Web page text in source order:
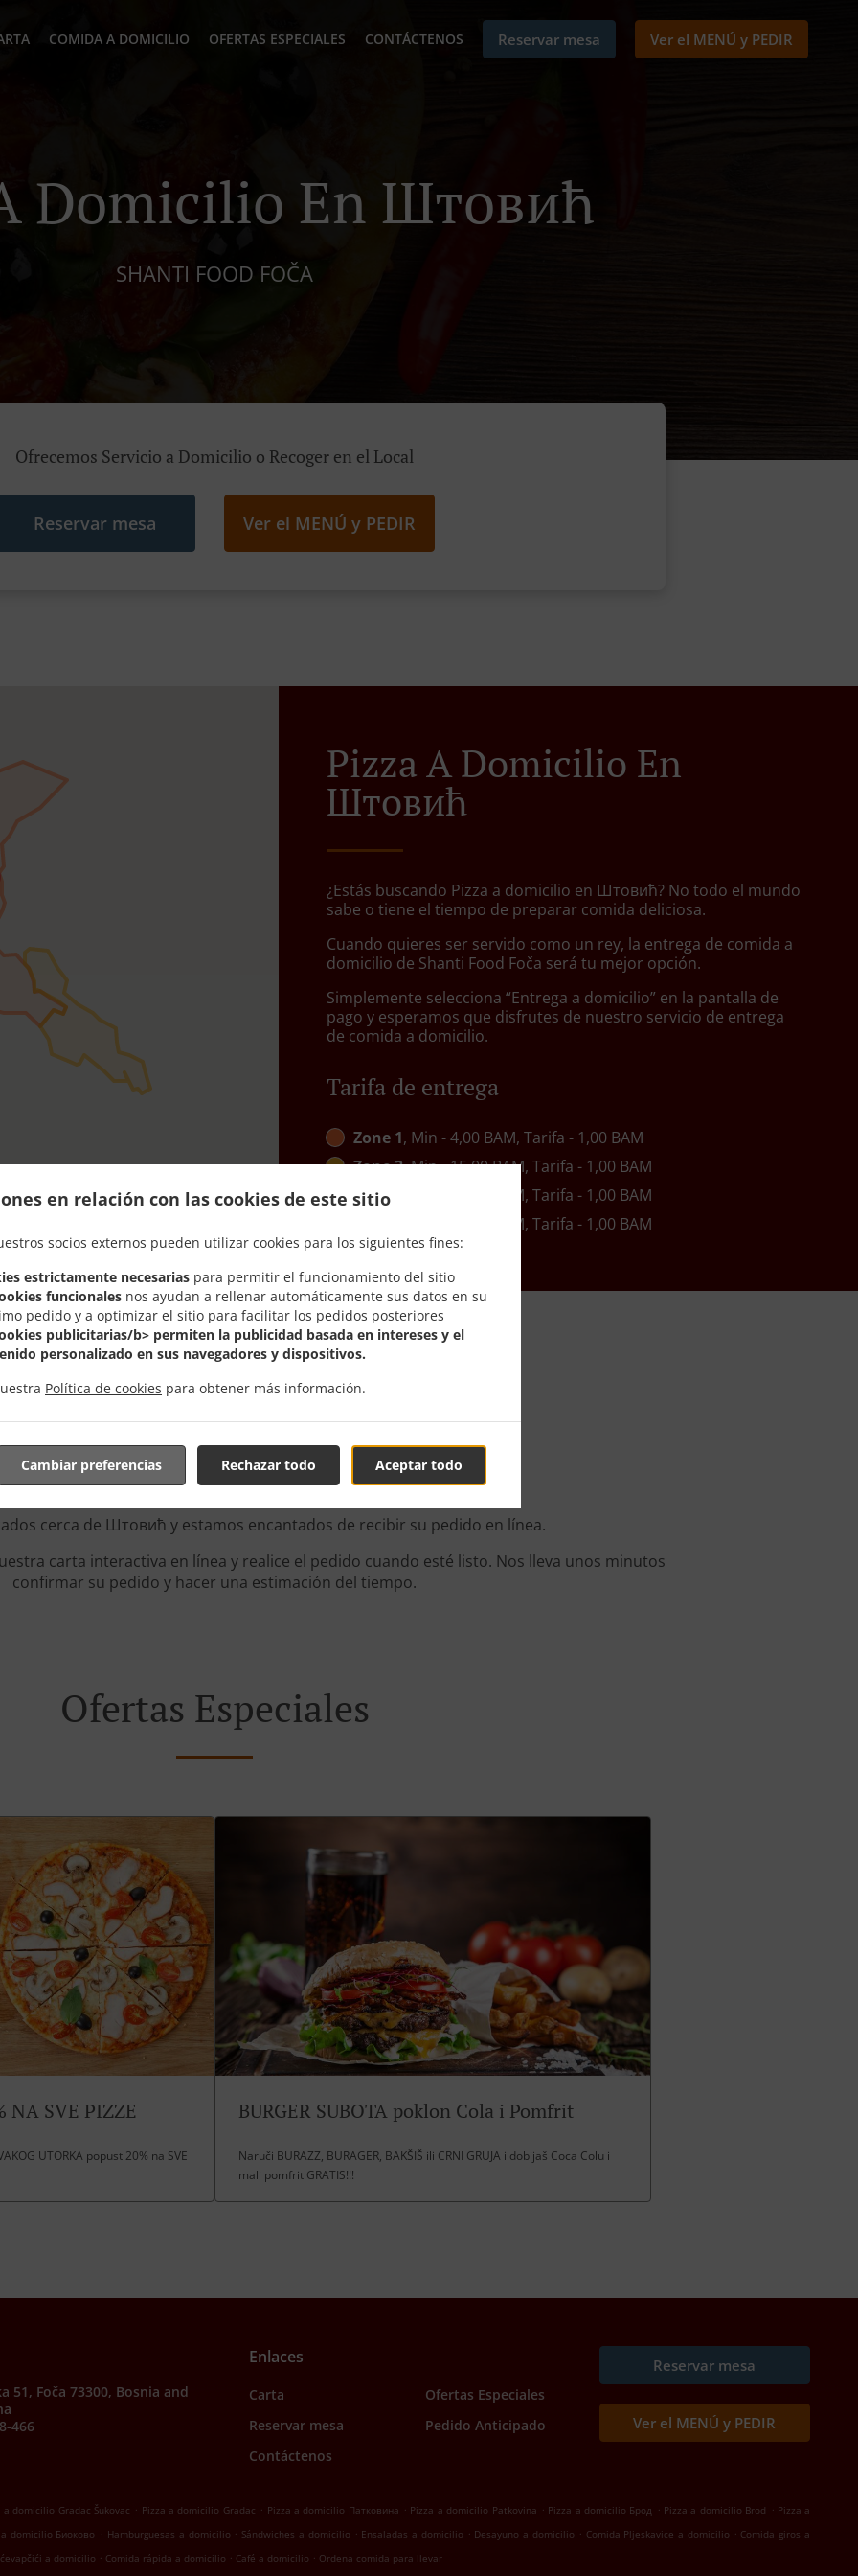
en relación con las cookies de este sitio
socios externos pueden utilizar cookies para los siguientes fines:
estrictamente necesarias para permitir el funcionamiento del sitio
funcionales nos ayudan a rellenar automáticamente sus datos en su
pedido y a optimizar el sitio para facilitar los pedidos posteriores
publicitarias/b> permiten la publicidad basada en intereses y el
personalizado en sus navegadores y dispositivos.
Política de cookies para obtener más información.
Aceptar todo
Rechazar todo
Cambiar preferencias
COMIDA A DOMICILIO OFERTAS ESPECIALES CONTÁCTENOS Reservar mesa Ver el MENÚ y PEDIR
Domicilio En Штовић
SHANTI FOOD FOČA
Ofrecemos Servicio a Domicilio o Recoger en el Local
Reservar mesa Ver el MENÚ y PEDIR
Pizza A Domicilio En
Штовић
¿Estás buscando Pizza a domicilio en Штовић? No todo el mundo
sabe o tiene el tiempo de preparar comida deliciosa.
Cuando quieres ser servido como un rey, la entrega de comida a
domicilio de Shanti Food Foča será tu mejor opción.
Simplemente selecciona “Entrega a domicilio” en la pantalla de
pago y esperamos que disfrutes de nuestro servicio de entrega
de comida a domicilio.
Tarifa de entrega
Zone 1, Min - 4,00 BAM, Tarifa - 1,00 BAM
Zone 3, Min - 15,00 BAM, Tarifa - 1,00 BAM
Zone 4
, Min - 15,00 BAM, Tarifa - 1,00 BAM
, Min - 20,00 BAM, Tarifa - 1,00 BAM
Para Delivery En Штовић
cerca de Штовић y estamos encantados de recibir su pedido en línea.
carta interactiva en línea y realice el pedido cuando esté listo. Nos lleva unos minutos
confirmar su pedido y hacer una estimación del tiempo.
Ofertas Especiales
NA SVE PIZZE
UTORKA popust 20% na SVE
BURGER SUBOTA poklon Cola i Pomfrit
Naruči BURAZZ, BURAGER, BAKŠIŠ ili CRNI GRUJA i dobijaš Coca Colu i
mali pomfrit GRATIS!!!
51, Foča 73300, Bosnia and
466
Enlaces
Carta
Ofertas Especiales
Reservar mesa
Pedido Anticipado
Contáctenos
Reservar mesa
Ver el MENÚ y PEDIR
a domicilio Gradac Šukovac . Pizza a domicilio Gradac . Pizza a domicilio Патковина . Pizza a domicilio Patkovina . Pizza a domicilio Брод . Pizza a domicilio Brod . Pizza a
domicilio Биоково . Hamburguesas a domicilio . Sándwiches a domicilio . Ensaladas a domicilio . Desayuno a domicilio . Comida Pljeskavice a domicilio . Comida giros a
a domicilio . Comida rápida a domicilio . Café a domicilio . Ordena comida para llevar